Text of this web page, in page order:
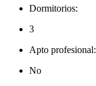
Dormitorios:
3
Apto profesional:
No